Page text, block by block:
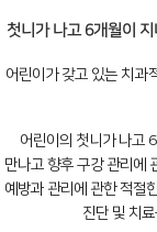
첫니가 나고 6개월이
어린이가 갖고 있는 치과
어린이의 첫니가 나고
만나고향후 구강 관리에
예방과 관리에 관한 적절
진단 및 치